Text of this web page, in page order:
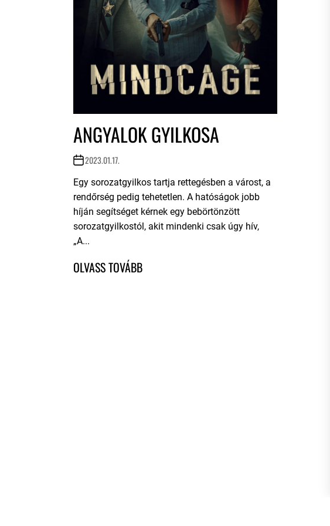
ANGYALOK GYILKOSA
2023.01.17.
Egy sorozatgyilkos tartja rettegésben a várost, a
rendőrség pedig tehetetlen. A hatóságok jobb
híján segítséget kérnek egy bebörtönzött
sorozatgyilkostól, akit mindenki csak úgy hív,
„A...